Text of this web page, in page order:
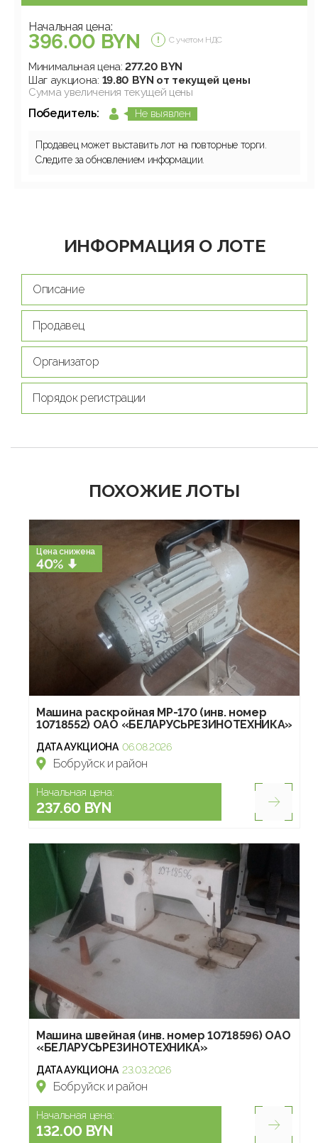
Начальная цена:
396.00 BYN С учетом НДС
Минимальная цена:277.20 BYN
Шаг аукциона: 19.80 BYN от текущей цены
Сумма увеличения текущей цены
Победитель: Не выявлен
Продавец может выставить лот на повторные торги.
Следите за обновлением информации.
ИНФОРМАЦИЯ О ЛОТЕ
Описание
Продавец
Организатор
Порядок регистрации
ПОХОЖИЕ ЛОТЫ
Цена снижена
40%
Машина раскройная МР-170 (инв. номер
10718552) ОАО «БЕЛАРУСЬРЕЗИНОТЕХНИКА»
ДАТА АУКЦИОНА 06.08.2026
Бобруйск и район
Начальная цена:
237.60 BYN
Машина швейная (инв. номер 10718596) ОАО
«БЕЛАРУСЬРЕЗИНОТЕХНИКА»
ДАТА АУКЦИОНА 23.03.2026
Бобруйск и район
Начальная цена:
132.00 BYN